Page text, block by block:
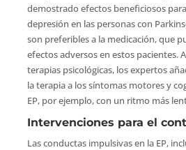
demostrado efectos beneficiosos
depresión en las personas con
son preferibles a la medicación, que
efectos adversos en estos pacientes.
terapias psicológicas, los expertos
la terapia a los síntomas motores y
EP, por ejemplo, con un ritmo más
Intervenciones para el
Las conductas impulsivas en la EP,